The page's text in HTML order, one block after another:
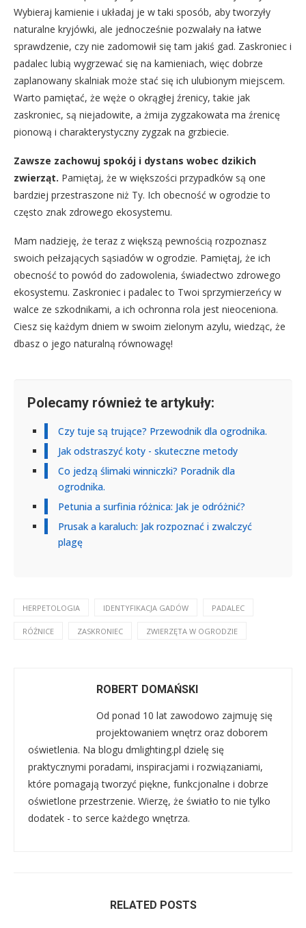
Wybieraj kamienie i układaj je w taki sposób, aby tworzyły
naturalne kryjówki, ale jednocześnie pozwalały na łatwe
sprawdzenie, czy nie zadomowił się tam jakiś gad. Zaskroniec i
padalec lubią wygrzewać się na kamieniach, więc dobrze
zaplanowany skalniak może stać się ich ulubionym miejscem.
Warto pamiętać, że węże o okrągłej źrenicy, takie jak
zaskroniec, są niejadowite, a żmija zygzakowata ma źrenicę
pionową i charakterystyczny zygzak na grzbiecie.
Zawsze zachowuj spokój i dystans wobec dzikich
zwierząt. Pamiętaj, że w większości przypadków są one
bardziej przestraszone niż Ty. Ich obecność w ogrodzie to
często znak zdrowego ekosystemu.
Mam nadzieję, że teraz z większą pewnością rozpoznasz
swoich pełzających sąsiadów w ogrodzie. Pamiętaj, że ich
obecność to powód do zadowolenia, świadectwo zdrowego
ekosystemu. Zaskroniec i padalec to Twoi sprzymierzeńcy w
walce ze szkodnikami, a ich ochronna rola jest nieoceniona.
Ciesz się każdym dniem w swoim zielonym azylu, wiedząc, że
dbasz o jego naturalną równowagę!
Polecamy również te artykuły:
Czy tuje są trujące? Przewodnik dla ogrodnika.
Jak odstraszyć koty - skuteczne metody
Co jedzą ślimaki winniczki? Poradnik dla
ogrodnika.
Petunia a surfinia różnica: Jak je odróżnić?
Prusak a karaluch: Jak rozpoznać i zwalczyć
plagę
HERPETOLOGIA IDENTYFIKACJA GADÓW PADALEC
RÓŻNICE ZASKRONIEC ZWIERZĘTA W OGRODZIE
ROBERT DOMAŃSKI
Od ponad 10 lat zawodowo zajmuję się
projektowaniem wnętrz oraz doborem
oświetlenia. Na blogu dmlighting.pl dzielę się
praktycznymi poradami, inspiracjami i rozwiązaniami,
które pomagają tworzyć piękne, funkcjonalne i dobrze
oświetlone przestrzenie. Wierzę, że światło to nie tylko
dodatek - to serce każdego wnętrza.
RELATED POSTS